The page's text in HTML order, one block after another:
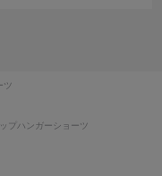
ツ
プハンガーショーツ